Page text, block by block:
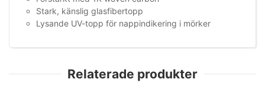
Stark, känslig glasfibertopp
Lysande UV-topp för nappindikering i mörker
Relaterade produkter